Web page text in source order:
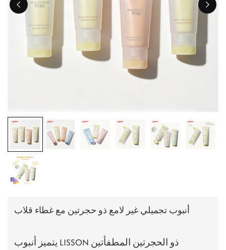
Tiếng việt
中文
أنبوب تجميلي غير لامع ذو حجرتين مع غطاء قلاب
يتميز أنبوب LISSON ذو الحجرتين المطفأتين